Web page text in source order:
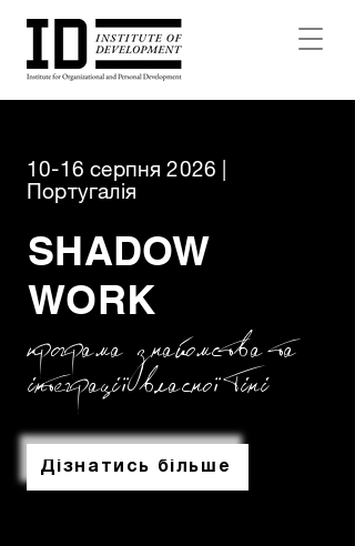
10-16 серпня 2026 |
Португалія
SHADOW
WORK
програма знайомства та
iнтеграцiївласноїТiнi
Дізнатись більше